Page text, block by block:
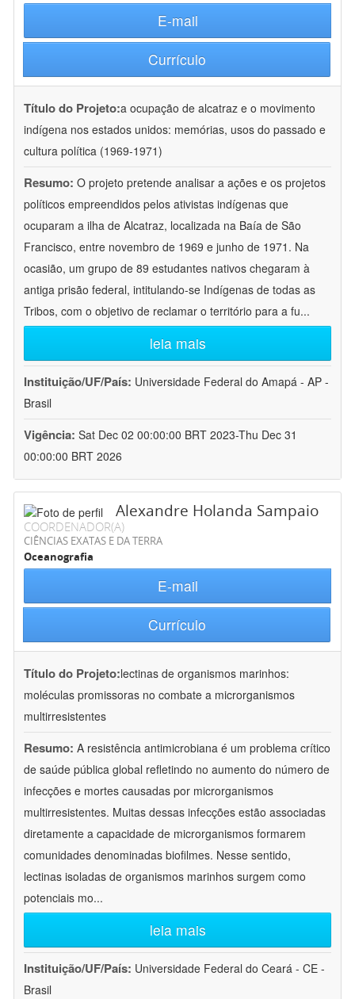
E-mail
Currículo
Título do Projeto:a ocupação de alcatraz e o movimento
indígena nos estados unidos: memórias, usos do passado e
cultura política (1969-1971)
Resumo: O projeto pretende analisar a ações e os projetos
políticos empreendidos pelos ativistas indígenas que
ocuparam a ilha de Alcatraz, localizada na Baía de São
Francisco, entre novembro de 1969 e junho de 1971. Na
ocasião, um grupo de 89 estudantes nativos chegaram à
antiga prisão federal, intitulando-se Indígenas de todas as
Tribos, com o objetivo de reclamar o território para a fu...
leia mais
Instituição/UF/País: Universidade Federal do Amapá - AP -
Brasil
Vigência: Sat Dec 02 00:00:00 BRT 2023-Thu Dec 31
00:00:00 BRT 2026
Alexandre Holanda Sampaio
COORDENADOR(A)
CIÊNCIAS EXATAS E DA TERRA
Oceanografia
E-mail
Currículo
Título do Projeto:lectinas de organismos marinhos:
moléculas promissoras no combate a microrganismos
multirresistentes
Resumo: A resistência antimicrobiana é um problema crítico
de saúde pública global refletindo no aumento do número de
infecções e mortes causadas por microrganismos
multirresistentes. Muitas dessas infecções estão associadas
diretamente a capacidade de microrganismos formarem
comunidades denominadas biofilmes. Nesse sentido,
lectinas isoladas de organismos marinhos surgem como
potenciais mo...
leia mais
Instituição/UF/País: Universidade Federal do Ceará - CE -
Brasil